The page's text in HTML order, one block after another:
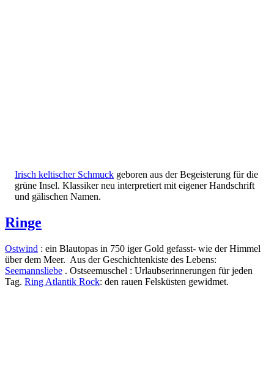
Irisch keltischer Schmuck geboren aus der Begeisterung für die
grüne Insel. Klassiker neu interpretiert mit eigener Handschrift
und gälischen Namen.
Ringe
Ostwind : ein Blautopas in 750 iger Gold gefasst- wie der Himmel
über dem Meer. Aus der Geschichtenkiste des Lebens:
Seemannsliebe . Ostseemuschel : Urlaubserinnerungen für jeden
Tag. Ring Atlantik Rock: den rauen Felsküsten gewidmet.